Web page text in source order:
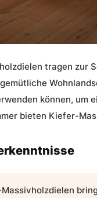
tragen zur
können, um
bieten Kiefer-